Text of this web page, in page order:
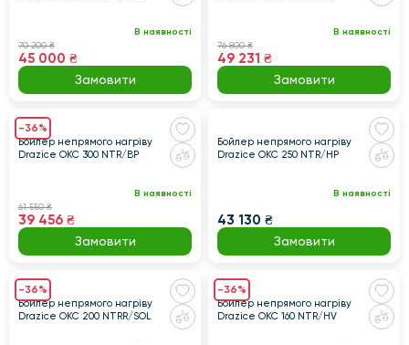
В наявності
70 200 ₴
45 000 ₴
Замовити
В наявності
76 800 ₴
49 231 ₴
Замовити
-36%
Бойлер непрямого нагріву
Drazice OKC 300 NTR/BP
В наявності
61 550 ₴
39 456 ₴
Замовити
Бойлер непрямого нагріву
Drazice OKC 250 NTR/HP
В наявності
43 130 ₴
Замовити
-36%
Бойлер непрямого нагріву
Drazice OKC 200 NTRR/SOL
-36%
Бойлер непрямого нагріву
Drazice OKC 160 NTR/HV